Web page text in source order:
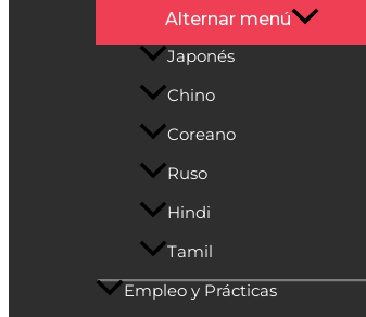
Alternar menú
Japonés
Chino
Coreano
Ruso
Hindi
Tamil
Empleo y Prácticas